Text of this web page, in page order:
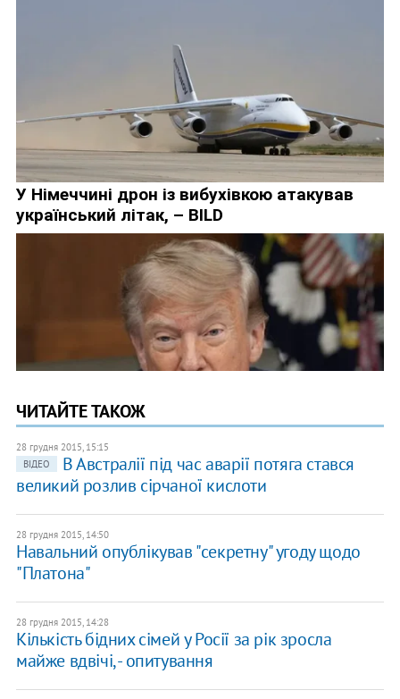
ЧИТАЙТЕ ТАКОЖ
28 грудня 2015, 15:15
ВІДЕО
В Австралії під час аварії потяга стався
великий розлив сірчаної кислоти
28 грудня 2015, 14:50
Навальний опублікував "секретну" угоду щодо
"Платона"
28 грудня 2015, 14:28
Кількість бідних сімей у Росії за рік зросла
майже вдвічі, - опитування